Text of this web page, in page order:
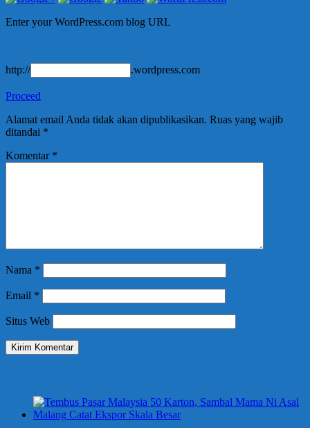
Enter your WordPress.com blog URL
http:// .wordpress.com
Proceed
Alamat email Anda tidak akan dipublikasikan. Ruas yang wajib
ditandai *
Komentar *
Nama *
Email *
Situs Web